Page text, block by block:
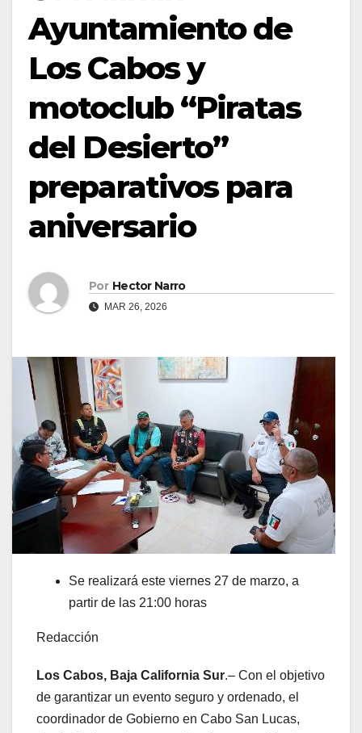
Ayuntamiento de
Los Cabos y
motoclub “Piratas
del Desierto”
preparativos para
aniversario
Por Hector Narro
MAR 26, 2026
Se realizará este viernes 27 de marzo, a
partir de las 21:00 horas
Redacción
Los Cabos, Baja California Sur.– Con el objetivo
de garantizar un evento seguro y ordenado, el
coordinador de Gobierno en Cabo San Lucas,